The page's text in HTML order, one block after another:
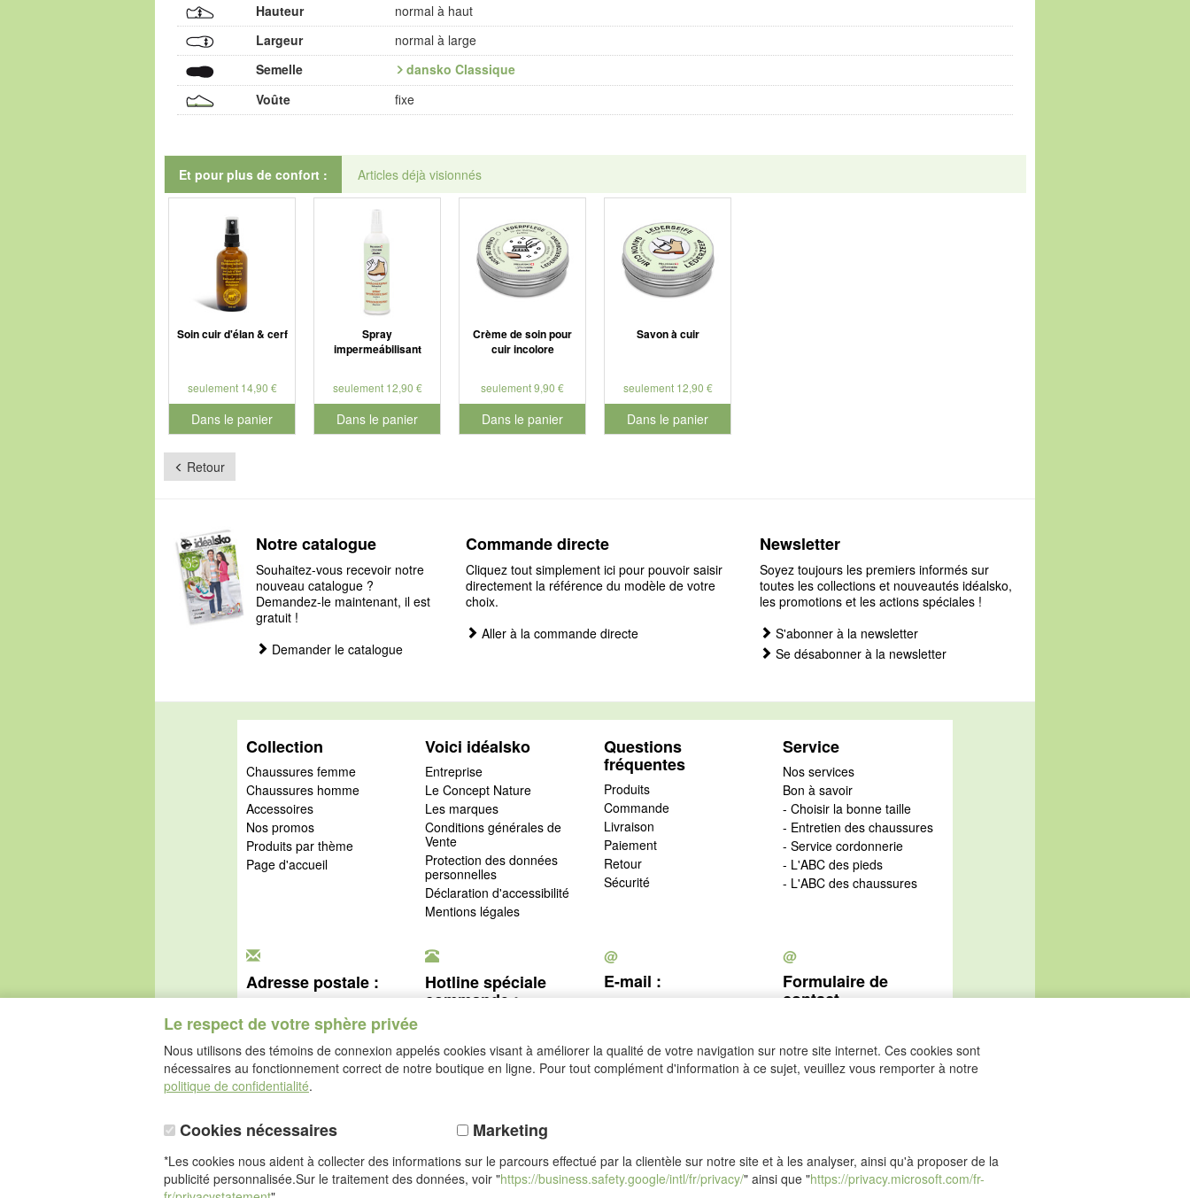
Hauteur
normal à haut
Largeur
normal à large
Semelle
dansko Classique
Voûte
fixe
Et pour plus de confort : Articles déjà visionnés
Soin cuir d'élan & cerf
seulement 14,90 €
Dans le panier
pour le numéro de produit 901181
Spray
impermeábilisant
seulement 12,90 €
Dans le panier
pour le numéro de produit 901126
Crème de soin pour
cuir incolore
seulement 9,90 €
Dans le panier
pour le numéro de produit 901186
Savon à cuir
seulement 12,90 €
Dans le panier
pour le numéro de produit 901127
Retour
Le respect de votre sphère privée
Nous utilisons des témoins de connexion appelés cookies visant à améliorer la qualité de votre navigation sur notre site internet. Ces cookies sont
nécessaires au fonctionnement correct de notre boutique en ligne. Pour tout complément d'information à ce sujet, veuillez vous remporter à notre
politique de confidentialité.
Cookies nécessaires Marketing
*Les cookies nous aident à collecter des informations sur le parcours effectué par la clientèle sur notre site et à les analyser, ainsi qu'à proposer de la
publicité personnalisée.Sur le traitement des données, voir "https://business.safety.google/intl/fr/privacy/" ainsi que "https://privacy.microsoft.com/fr-
Notre catalogue
Souhaitez-vous recevoir notre
nouveau catalogue ?
Demandez-le maintenant, il est
gratuit !
Demander le catalogue
Commande directe
Cliquez tout simplement ici pour pouvoir saisir
directement la référence du modèle de votre
choix.
Aller à la commande directe
Newsletter
Soyez toujours les premiers informés sur
toutes les collections et nouveautés idéalsko,
les promotions et les actions spéciales !
S'abonner à la newsletter
Se désabonner à la newsletter
Collection
Chaussures femme
Chaussures homme
Accessoires
Nos promos
Produits par thème
Page d'accueil
Voici idéalsko
Entreprise
Le Concept Nature
Les marques
Conditions générales de
Vente
Protection des données
personnelles
Déclaration d'accessibilité
Mentions légales
Questions
fréquentes
Produits
Commande
Livraison
Paiement
Retour
Sécurité
Service
Nos services
Bon à savoir
- Choisir la bonne taille
- Entretien des chaussures
- Service cordonnerie
- L'ABC des pieds
- L'ABC des chaussures
Adresse postale :
Rue de l'Industrie
67160 Wissembourg
Hotline spéciale
commande :
Se rétracter
@
E-mail :
@
Formulaire de
contact